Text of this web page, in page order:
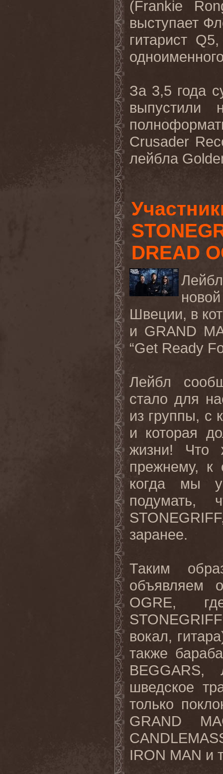
(Frankie
выступает
гитарист
За 3,5 года
выпустили
Crusader
лейбла
DREAD
Швеции, в
и GRAND
“Get Ready
Лейбл
стало для
из группы, с
и которая
жизни! Что
прежнему, к
когда мы
подумать,
STONEGRIFF
заранее.
Таким
объявляем
OGRE, где
STONEGRIFF
вокал,
также
BEGGARS,
шведское
только
GRAND
IRON MAN и